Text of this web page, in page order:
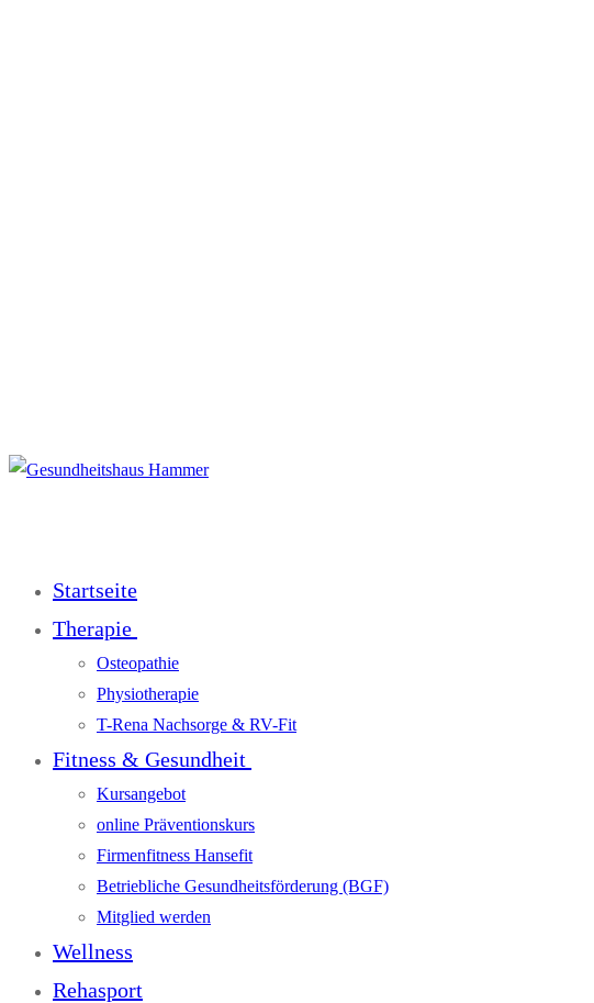
Startseite
Therapie
Osteopathie
Physiotherapie
T-Rena Nachsorge & RV-Fit
Fitness & Gesundheit
Kursangebot
online Präventionskurs
Firmenfitness Hansefit
Betriebliche Gesundheitsförderung (BGF)
Mitglied werden
Wellness
Rehasport